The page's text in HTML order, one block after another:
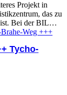
Projekt in
das zu
ist. Bei der BIL…
Tycho-